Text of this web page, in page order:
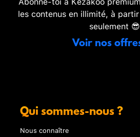
les contenus en illimité, à
seulement 😎
Voir nos
Qui sommes-nous ?
Nous connaître